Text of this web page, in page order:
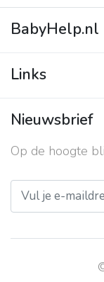
BabyHelp.nl
Vraag &
Links
Contact
Over ons
Privacy beleid
Nieuwsbrief
Op de hoogte